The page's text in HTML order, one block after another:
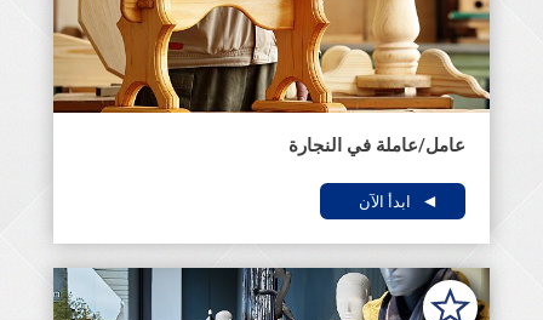
عامل/عاملة في النجارة
ابدأ الآن